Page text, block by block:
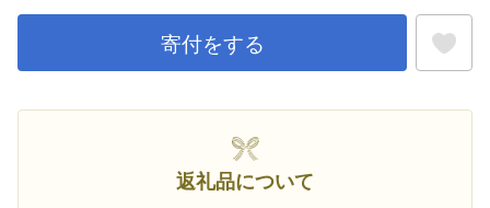
寄付をする
返礼品について